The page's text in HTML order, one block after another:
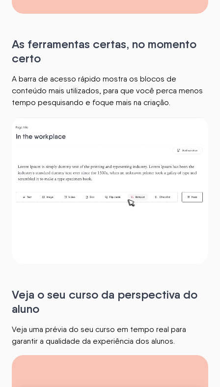
As ferramentas certas, no momento
certo
A barra de acesso rápido mostra os blocos de
conteúdo mais utilizados, para que você perca menos
tempo pesquisando e foque mais na criação.
Veja o seu curso da perspectiva do
aluno
Veja uma prévia do seu curso em tempo real para
garantir a qualidade da experiência dos alunos.